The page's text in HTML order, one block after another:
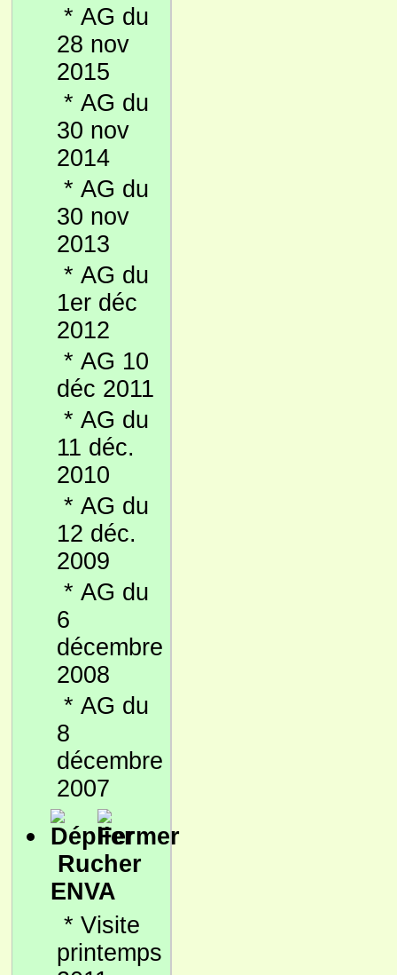
* AG du
28 nov
2015
* AG du
30 nov
2014
* AG du
30 nov
2013
* AG du
1er déc
2012
* AG 10
déc 2011
* AG du
11 déc.
2010
* AG du
12 déc.
2009
* AG du
6
décembre
2008
* AG du
8
décembre
2007
Rucher
ENVA
* Visite
printemps